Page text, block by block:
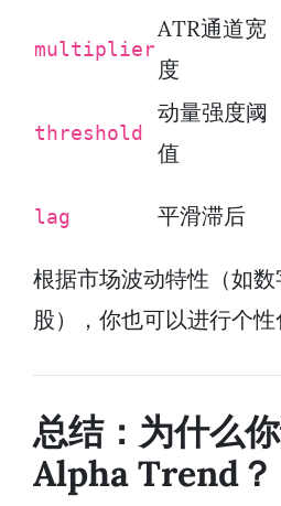
multiplier
ATR通道宽
度
threshold
动量强度阈
值
lag 平滑滞后
根据市场波动特性（如
股），你也可以进行个性
总结：为什么
Alpha Trend？